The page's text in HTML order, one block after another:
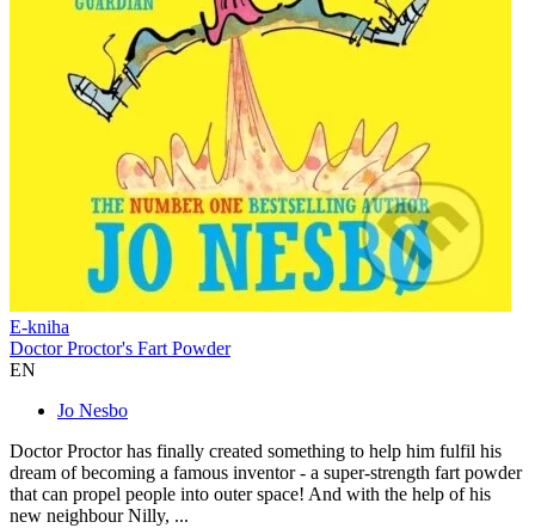
E-kniha
Doctor Proctor's Fart Powder
EN
Jo Nesbo
Doctor Proctor has finally created something to help him fulfil his
dream of becoming a famous inventor - a super-strength fart powder
that can propel people into outer space! And with the help of his
new neighbour Nilly, ...